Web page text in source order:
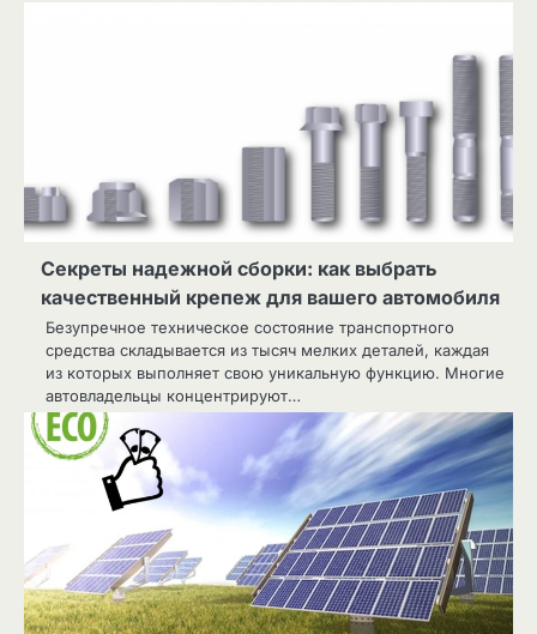
Секреты надежной сборки: как выбрать
качественный крепеж для вашего автомобиля
Безупречное техническое состояние транспортного
средства складывается из тысяч мелких деталей, каждая
из которых выполняет свою уникальную функцию. Многие
автовладельцы концентрируют…